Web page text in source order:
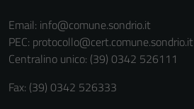
Email: info@comune.sondrio.it
PEC: protocollo@cert.comune.sondrio.it
Centralino unico: (39) 0342 526111
Fax: (39) 0342 526333